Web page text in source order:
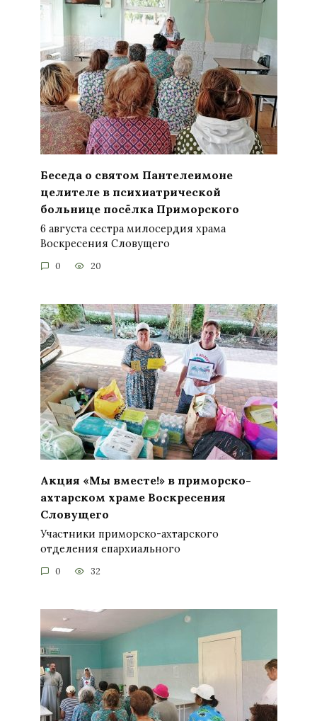
Беседа о святом Пантелеимоне
целителе в психиатрической
больнице посёлка Приморского
6 августа сестра милосердия храма
Воскресения Словущего
0 20
Акция «Мы вместе!» в приморско-
ахтарском храме Воскресения
Словущего
Участники приморско-ахтарского
отделения епархиального
0 32